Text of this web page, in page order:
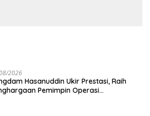
2026
Hasanuddin Ukir Prestasi, Raih
Pemimpin Operasi